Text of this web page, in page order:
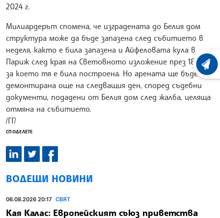
2024 г.
Милиардерът спомена, че изградената до Белия дом
структура може да бъде запазена след събитието в
неделя, както е била запазена и Айфеловата кула в
Париж след края на Световното изложение през 1889 г.,
за което тя е била построена. Но арената ще бъде
демонтирана още на следващия ден, според съдебни
документи, подадени от Белия дом след жалба, целяща
отмяна на събитието.
/ГГ/
СПОДЕЛЕТЕ
ВОДЕЩИ НОВИНИ
06.08.2026 20:17 СВЯТ
Кая Калас: Европейският съюз приветства